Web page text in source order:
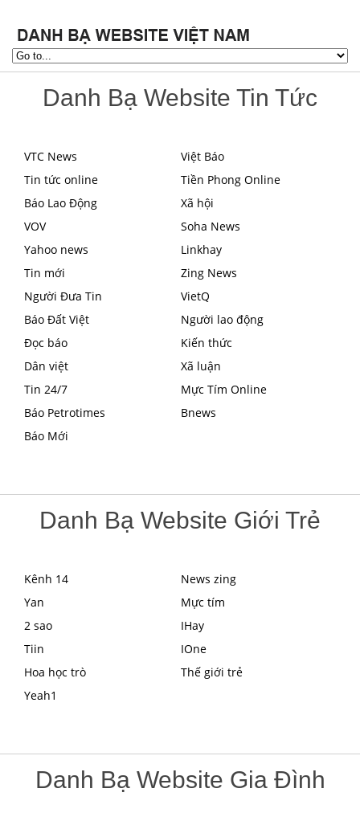
Danh Bạ Website Tin Tức
VTC News
Việt Báo
Tin tức online
Tiền Phong Online
Báo Lao Động
Xã hội
VOV
Soha News
Yahoo news
Linkhay
Tin mới
Zing News
Người Đưa Tin
VietQ
Báo Đất Việt
Người lao động
Đọc báo
Kiến thức
Dân việt
Xã luận
Tin 24/7
Mực Tím Online
Báo Petrotimes
Bnews
Báo Mới
Danh Bạ Website Giới Trẻ
Kênh 14
News zing
Yan
Mực tím
2 sao
IHay
Tiin
IOne
Hoa học trò
Thế giới trẻ
Yeah1
Danh Bạ Website Gia Đình